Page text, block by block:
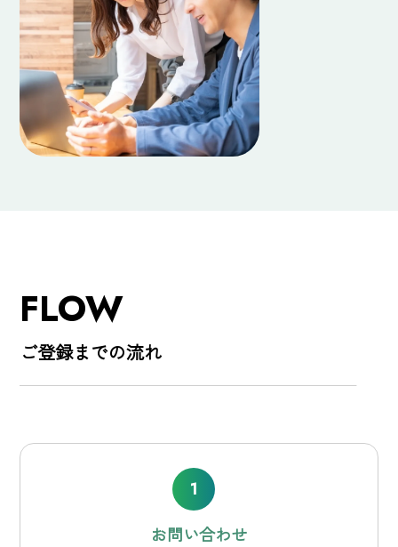
FLOW
ご登録までの流れ
お問い合わせ